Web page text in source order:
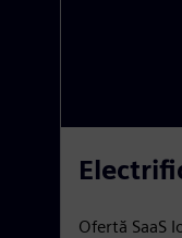
Ofertă SaaS